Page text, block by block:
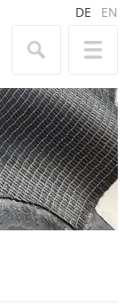
DE EN